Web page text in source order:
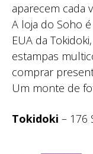
aparecem cada
A loja do Soho
EUA da
estampas
comprar
Um monte de
Tokidoki – 176